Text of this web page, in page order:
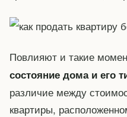
Повлияют и такие
состояние дома и его
различие между
квартиры,